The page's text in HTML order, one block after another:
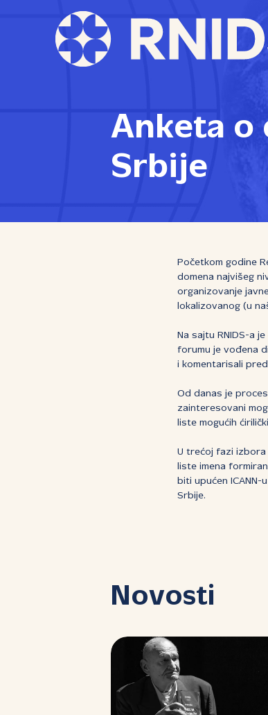
Anketa o
Srbije
Početkom godine
domena najvišeg
organizovanje
lokalizovanog (u
Na sajtu RNIDS-a
forumu je vođena
i komentarisali
Od danas je
zainteresovani
liste mogućih
U trećoj fazi izbora
liste imena
biti upućen
Srbije.
Novosti